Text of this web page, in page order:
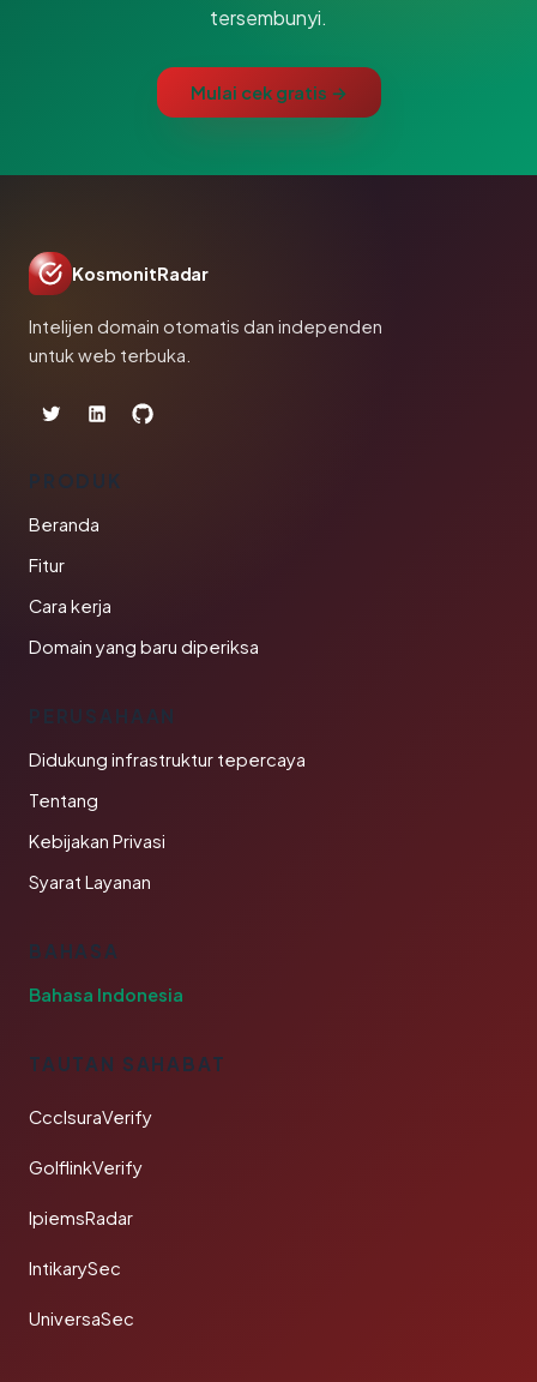
tersembunyi.
Mulai cek gratis →
KosmonitRadar
Intelijen domain otomatis dan independen
untuk web terbuka.
PRODUK
Beranda
Fitur
Cara kerja
Domain yang baru diperiksa
PERUSAHAAN
Didukung infrastruktur tepercaya
Tentang
Kebijakan Privasi
Syarat Layanan
BAHASA
Bahasa Indonesia
TAUTAN SAHABAT
CcclsuraVerify
GolflinkVerify
IpiemsRadar
IntikarySec
UniversaSec